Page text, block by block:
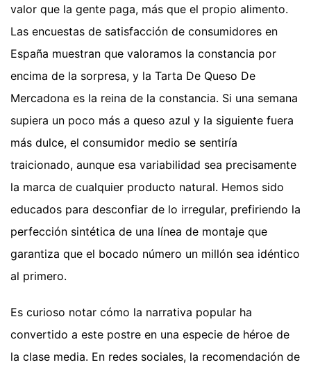
valor que la gente paga, más que el propio alimento.
Las encuestas de satisfacción de consumidores en
España muestran que valoramos la constancia por
encima de la sorpresa, y la Tarta De Queso De
Mercadona es la reina de la constancia. Si una semana
supiera un poco más a queso azul y la siguiente fuera
más dulce, el consumidor medio se sentiría
traicionado, aunque esa variabilidad sea precisamente
la marca de cualquier producto natural. Hemos sido
educados para desconfiar de lo irregular, prefiriendo la
perfección sintética de una línea de montaje que
garantiza que el bocado número un millón sea idéntico
al primero.
Es curioso notar cómo la narrativa popular ha
convertido a este postre en una especie de héroe de
la clase media. En redes sociales, la recomendación de